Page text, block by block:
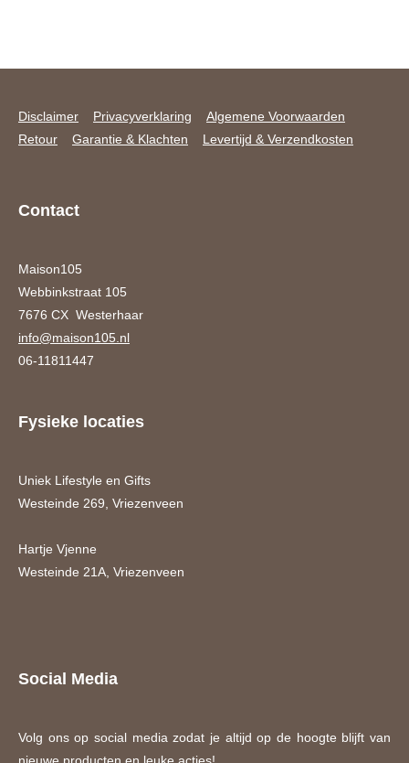
Disclaimer Privacyverklaring
Algemene Voorwaarden
Retour
Garantie & Klachten Levertijd & Verzendkosten
Contact
Maison105
Webbinkstraat 105
7676 CX Westerhaar
info@maison105.nl
06-11811447
Fysieke locaties
Uniek Lifestyle en Gifts
Westeinde 269, Vriezenveen
Hartje Vjenne
Westeinde 21A, Vriezenveen
Social Media
Volg ons op social media zodat je altijd op de hoogte blijft van
nieuwe producten en leuke acties!